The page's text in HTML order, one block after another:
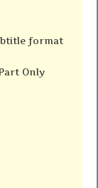
format
Only